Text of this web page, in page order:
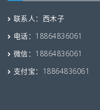
联系人：西木子
电话：18864836061
微信：18864836061
支付宝：18864836061